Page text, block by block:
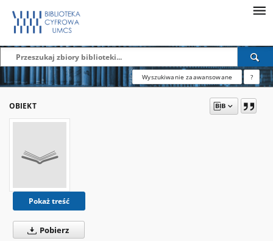
Wyszukiwanie zaawansowane ?
OBIEKT
Pokaż treść
Pobierz